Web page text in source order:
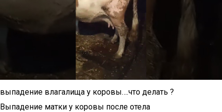
выпадение влагалища у коровы….что делать ?
Выпадение матки у коровы после отела